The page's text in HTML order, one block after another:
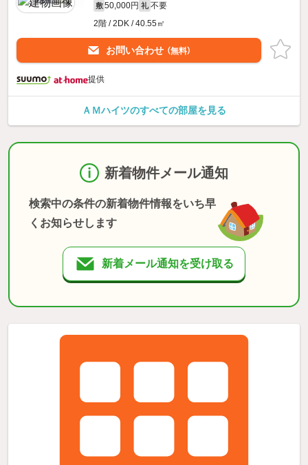
敷 50,000円 礼 不要
2階 / 2DK / 40.55㎡
お問い合わせ （無料）
提供
ＡＭハイツのすべての部屋を見る
新着物件メール通知
検索中の条件の新着物件情報をいち早
くお知らせします
新着メール通知を受け取る